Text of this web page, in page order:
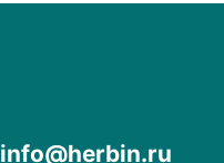
info@herbin.ru